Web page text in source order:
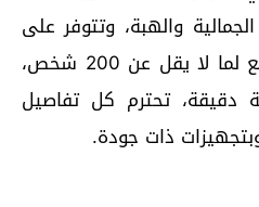
والهبة، وتتوفر على
مسجد فريد من نوعه، يسع لما لا يقل عن 200 شخص،
دقيقة، تحترم كل تفاصيل
وبتجهيزات ذات جودة.